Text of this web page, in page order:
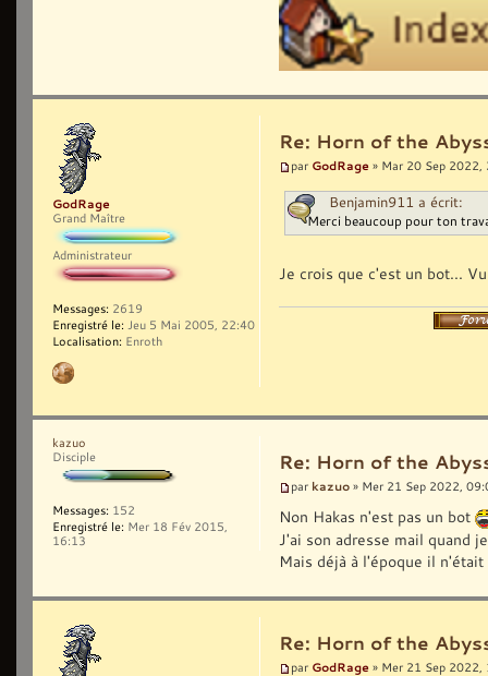
Re: Horn of the
par GodRage » Mar 20 Sep 2022,
Benjamin911 a écrit:
Merci beaucoup pour ton
Je crois que c'est un bot...
GodRage
Grand Maître
Administrateur
Messages: 2619
Enregistré le: Jeu 5 Mai 2005, 22:40
Localisation: Enroth
Re: Horn of the
par kazuo » Mer 21 Sep 2022,
Non Hakas n'est pas un bot
J'ai son adresse mail quand
Mais déjà à l'époque il
kazuo
Disciple
Messages: 152
Enregistré le: Mer 18 Fév 2015,
16:13
Re: Horn of the
par GodRage » Mer 21 Sep 2022,